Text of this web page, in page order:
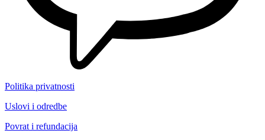
Politika privatnosti
Uslovi i odredbe
Povrat i refundacija